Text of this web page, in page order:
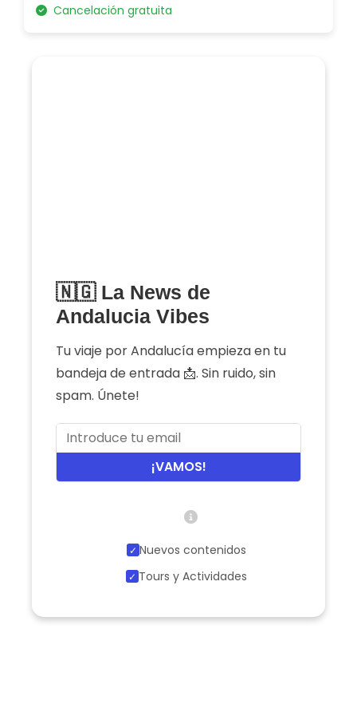
Cancelación gratuita
🇳🇬 La News de
Andalucia Vibes
Tu viaje por Andalucía empieza en tu
bandeja de entrada 📩. Sin ruido, sin
spam. Únete!
¡VAMOS!
Nuevos contenidos
Tours y Actividades